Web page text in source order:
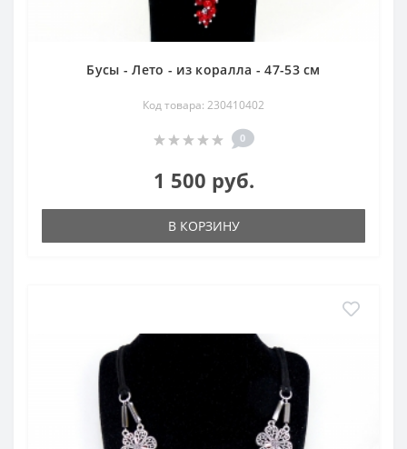
Бусы - Лето - из коралла - 47-53 см
Код товара: 230410402
0
1 500 руб.
В КОРЗИНУ